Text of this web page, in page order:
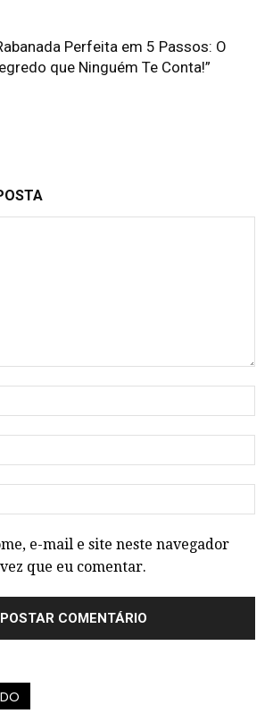
Perfeita em 5 Passos: O
que Ninguém Te Conta!”
e-mail e site neste navegador
que eu comentar.